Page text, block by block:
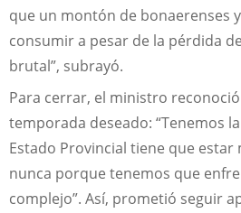
que un montón de bonaerenses
consumir a pesar de la pérdida
brutal”, subrayó.
Para cerrar, el ministro
temporada deseado: “Tenemos
Estado Provincial tiene que estar
nunca porque tenemos que
complejo”. Así, prometió seguir